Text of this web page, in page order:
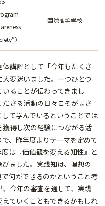
）
国際高等学校
講評として「今年もたくさ
変迷いました。一つひとつ
ることが伝わってきまし
さる活動の日々こそがまさ
て学んでいるということでは
得し次の経験につながる活
、昨年度よりテーマを定めて
は『価値観を変える知性』と
ました。実践知は、理想の
何ができるのかということ考
今年の審査を通して、実践
ていくこともできるかもしれ